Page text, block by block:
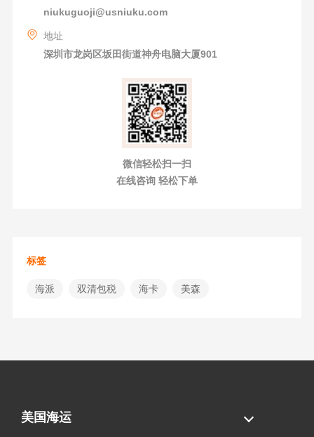
niukuguoji@usniuku.com
地址
深圳市龙岗区坂田街道神舟电脑大厦901
微信轻松扫一扫
在线咨询 轻松下单
标签
海派 双清包税 海卡 美森
美国海运